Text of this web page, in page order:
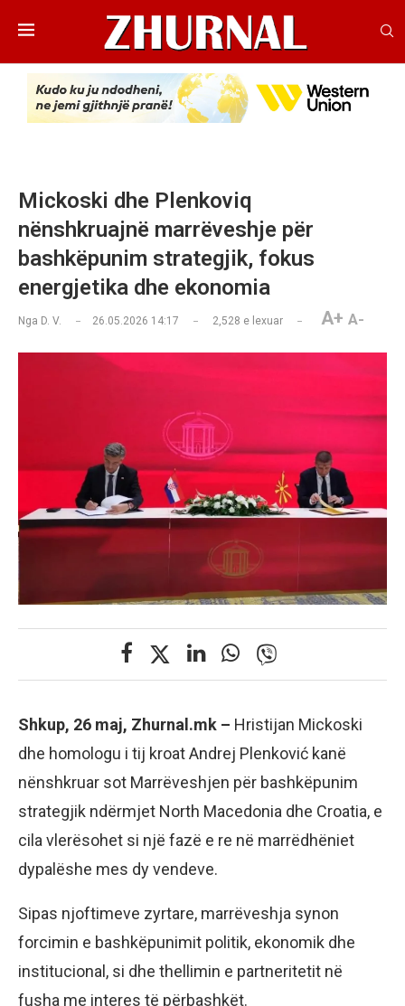
Mickoski dhe Plenkoviq
nënshkruajnë marrëveshje për
bashkëpunim strategjik, fokus
energjetika dhe ekonomia
Nga D. V. 26.05.2026 14:17 2,528 e lexuar A+ A-
Shkup, 26 maj, Zhurnal.mk – Hristijan Mickoski
dhe homologu i tij kroat Andrej Plenković kanë
nënshkruar sot Marrëveshjen për bashkëpunim
strategjik ndërmjet North Macedonia dhe Croatia, e
cila vlerësohet si një fazë e re në marrëdhëniet
dypalëshe mes dy vendeve.
Sipas njoftimeve zyrtare, marrëveshja synon
forcimin e bashkëpunimit politik, ekonomik dhe
institucional, si dhe thellimin e partneritetit në
fusha me interes të përbashkët.